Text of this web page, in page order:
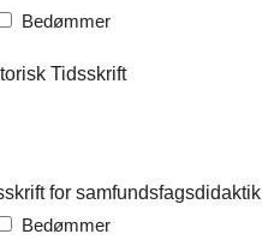
Bedømmer
Tidsskrift
for samfundsfagsdidaktik
Bedømmer